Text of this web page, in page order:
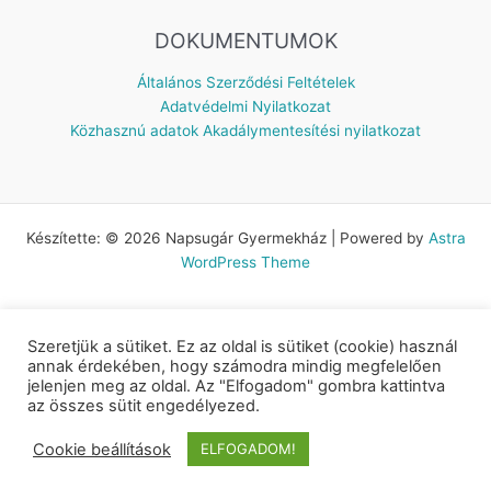
DOKUMENTUMOK
Általános Szerződési Feltételek
Adatvédelmi Nyilatkozat
Közhasznú adatok Akadálymentesítési nyilatkozat
Készítette: © 2026 Napsugár Gyermekház | Powered by Astra
WordPress Theme
Szeretjük a sütiket. Ez az oldal is sütiket (cookie) használ
annak érdekében, hogy számodra mindig megfelelően
jelenjen meg az oldal. Az "Elfogadom" gombra kattintva
az összes sütit engedélyezed.
Cookie beállítások ELFOGADOM!